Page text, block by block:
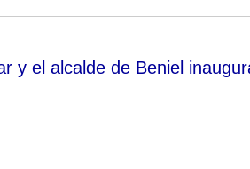
y el alcalde de Beniel